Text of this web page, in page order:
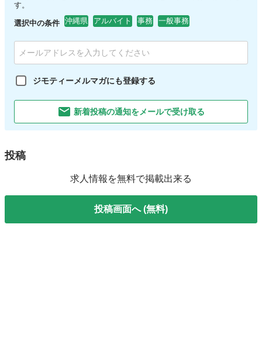
す。
選択中の条件 沖縄県 アルバイト 事務 一般事務
ジモティーメルマガにも登録する
新着投稿の通知をメールで受け取る
投稿
求人情報を無料で掲載出来る
投稿画面へ (無料)